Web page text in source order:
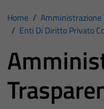
Home / Amministrazione
/ Enti Di Diritto Privato